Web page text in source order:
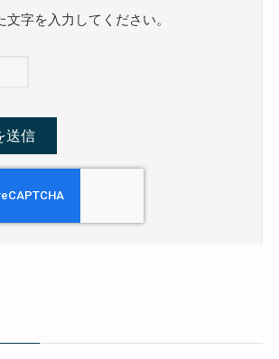
文字を入力してください。